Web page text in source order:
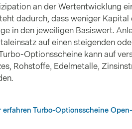
an der Wertentwicklung
dadurch, dass weniger
in den jeweiligen Basiswert.
auf einen steigenden
Optionsscheine kann auf
Rohstoffe, Edelmetalle,
erfahren Turbo-Optionsscheine